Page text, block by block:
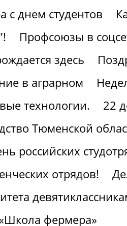
с днем студентов
Профсоюзы в
здесь
в аграрном
технологии.
22
Тюменской
российских
отрядов!
фермера»